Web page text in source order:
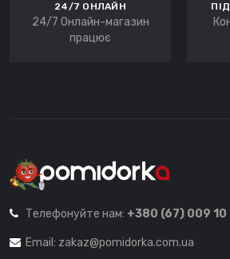
24/7 ОНЛАЙН
24/7 Онлайн-магазин
працює
Телефонуйте нам: +380 (67) 009 10
Email: zakaz@pomidorka.com.ua